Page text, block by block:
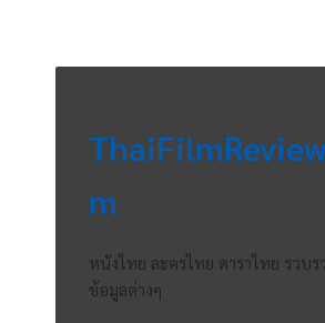
m
หนังไทย ละครไทย ดาราไทย รวบ
ข้อมูลต่างๆ